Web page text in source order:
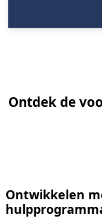
Ontdek de
Ontwikkelen